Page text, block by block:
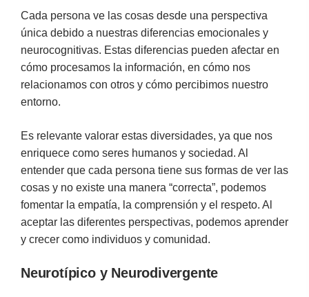
Cada persona ve las cosas desde una perspectiva
única debido a nuestras diferencias emocionales y
neurocognitivas. Estas diferencias pueden afectar en
cómo procesamos la información, en cómo nos
relacionamos con otros y cómo percibimos nuestro
entorno.
Es relevante valorar estas diversidades, ya que nos
enriquece como seres humanos y sociedad. Al
entender que cada persona tiene sus formas de ver las
cosas y no existe una manera “correcta”, podemos
fomentar la empatía, la comprensión y el respeto. Al
aceptar las diferentes perspectivas, podemos aprender
y crecer como individuos y comunidad.
Neurotípico y Neurodivergente